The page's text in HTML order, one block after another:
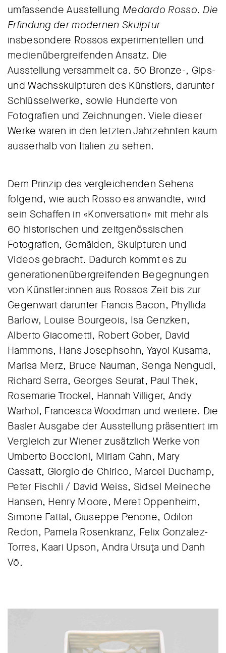
umfassende Ausstellung Medardo Rosso. Die
Erfindung der modernen Skulptur
insbesondere Rossos experimentellen und
medienübergreifenden Ansatz. Die
Ausstellung versammelt ca. 50 Bronze-, Gips-
und Wachsskulpturen des Künstlers, darunter
Schlüsselwerke, sowie Hunderte von
Fotografien und Zeichnungen. Viele dieser
Werke waren in den letzten Jahrzehnten kaum
ausserhalb von Italien zu sehen.
Dem Prinzip des vergleichenden Sehens
folgend, wie auch Rosso es anwandte, wird
sein Schaffen in «Konversation» mit mehr als
60 historischen und zeitgenössischen
Fotografien, Gemälden, Skulpturen und
Videos gebracht. Dadurch kommt es zu
generationenübergreifenden Begegnungen
von Künstler:innen aus Rossos Zeit bis zur
Gegenwart darunter Francis Bacon, Phyllida
Barlow, Louise Bourgeois, Isa Genzken,
Alberto Giacometti, Robert Gober, David
Hammons, Hans Josephsohn, Yayoi Kusama,
Marisa Merz, Bruce Nauman, Senga Nengudi,
Richard Serra, Georges Seurat, Paul Thek,
Rosemarie Trockel, Hannah Villiger, Andy
Warhol, Francesca Woodman und weitere. Die
Basler Ausgabe der Ausstellung präsentiert im
Vergleich zur Wiener zusätzlich Werke von
Umberto Boccioni, Miriam Cahn, Mary
Cassatt, Giorgio de Chirico, Marcel Duchamp,
Peter Fischli / David Weiss, Sidsel Meineche
Hansen, Henry Moore, Meret Oppenheim,
Simone Fattal, Giuseppe Penone, Odilon
Redon, Pamela Rosenkranz, Felix Gonzalez-
Torres, Kaari Upson, Andra Ursuţa und Danh
Vō.